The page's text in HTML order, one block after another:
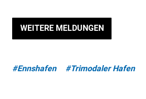
WEITERE MELDUNGEN
#Ennshafen #Trimodaler Hafen